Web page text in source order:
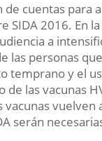
de cuentas para
SIDA 2016. En
a
las personas
temprano y el
de las vacunas
vuelven
serán